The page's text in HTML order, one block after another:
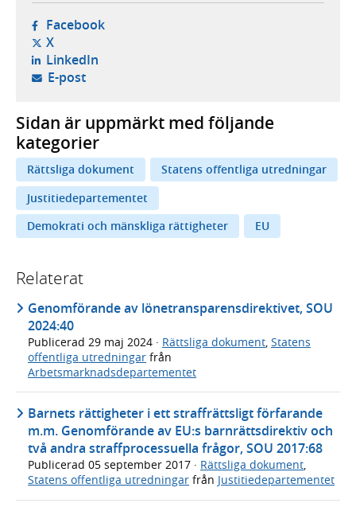
Facebook- öppnas i ny flik, extern webbplats,
X- öppnas i ny flik, extern webbplats,
LinkedIn- öppnas i ny flik, extern webbplats,
E-post- öppnar din e-postklient,
Sidan är uppmärkt med följande
kategorier
Rättsliga dokument
Statens offentliga utredningar
Justitiedepartementet
Demokrati och mänskliga rättigheter
EU
Relaterat
Genomförande av lönetransparensdirektivet, SOU
2024:40
Publicerad 29 maj 2024 · Rättsliga dokument Statens
offentliga utredningar från
Arbetsmarknadsdepartementet
Barnets rättigheter i ett straffrättsligt förfarande
m.m. Genomförande av EU:s barnrättsdirektiv och
två andra straffprocessuella frågor, SOU 2017:68
Publicerad 05 september 2017 · Rättsliga dokument,
Statens offentliga utredningar från Justitiedepartementet